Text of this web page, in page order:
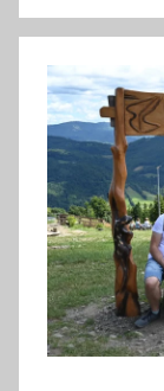
p
i
a
2
1
9